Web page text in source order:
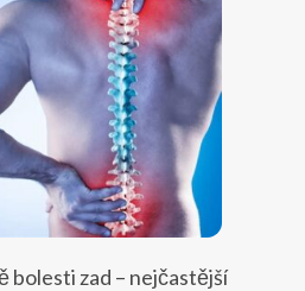
bolesti zad – nejčastější